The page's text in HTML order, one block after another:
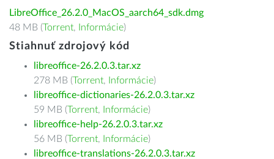
LibreOffice_26.2.0_MacOS_aarch64_sdk.dmg
48 MB (Torrent, Informácie)
Stiahnuť zdrojový kód
libreoffice-26.2.0.3.tar.xz
278 MB (Torrent, Informácie)
libreoffice-dictionaries-26.2.0.3.tar.xz
59 MB (Torrent, Informácie)
libreoffice-help-26.2.0.3.tar.xz
56 MB (Torrent, Informácie)
libreoffice-translations-26.2.0.3.tar.xz